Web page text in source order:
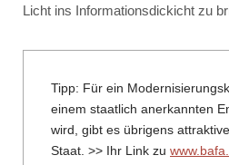
Licht ins Informationsdickicht zu
Tipp: Für ein
einem staatlich anerkannten
wird, gibt es übrigens
Staat. >> Ihr Link zu